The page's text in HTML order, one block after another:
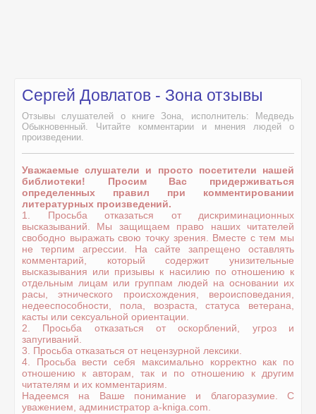
Сергей Довлатов - Зона отзывы
Отзывы слушателей о книге Зона, исполнитель: Медведь
Обыкновенный. Читайте комментарии и мнения людей о
произведении.
Уважаемые слушатели и просто посетители нашей
библиотеки! Просим Вас придерживаться
определенных правил при комментировании
литературных произведений.
1. Просьба отказаться от дискриминационных
высказываний. Мы защищаем право наших читателей
свободно выражать свою точку зрения. Вместе с тем мы
не терпим агрессии. На сайте запрещено оставлять
комментарий, который содержит унизительные
высказывания или призывы к насилию по отношению к
отдельным лицам или группам людей на основании их
расы, этнического происхождения, вероисповедания,
недееспособности, пола, возраста, статуса ветерана,
касты или сексуальной ориентации.
2. Просьба отказаться от оскорблений, угроз и
запугиваний.
3. Просьба отказаться от нецензурной лексики.
4. Просьба вести себя максимально корректно как по
отношению к авторам, так и по отношению к другим
читателям и их комментариям.
Надеемся на Ваше понимание и благоразумие. С
уважением, администратор a-kniga.com.